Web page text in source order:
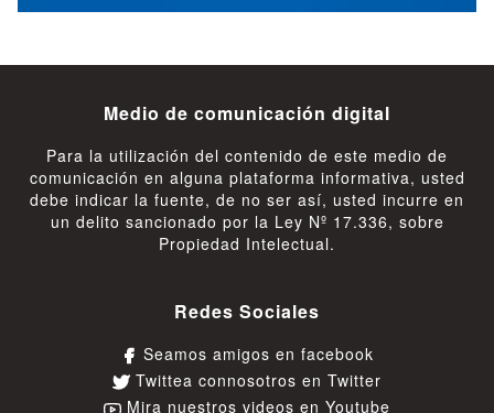
Medio de comunicación digital
Para la utilización del contenido de este medio de
comunicación en alguna plataforma informativa, usted
debe indicar la fuente, de no ser así, usted incurre en
un delito sancionado por la Ley Nº 17.336, sobre
Propiedad Intelectual.
Redes Sociales
Seamos amigos en facebook
Twittea connosotros en Twitter
Mira nuestros videos en Youtube